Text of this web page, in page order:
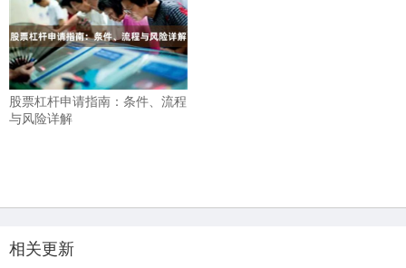
股票杠杆申请指南：条件、流程
与风险详解
相关更新